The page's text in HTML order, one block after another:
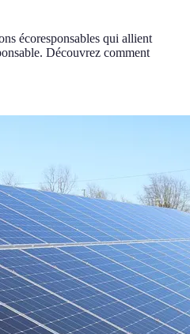
écoresponsables qui allient
Découvrez comment